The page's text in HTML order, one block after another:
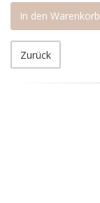
In den Warenkorb
Zurück